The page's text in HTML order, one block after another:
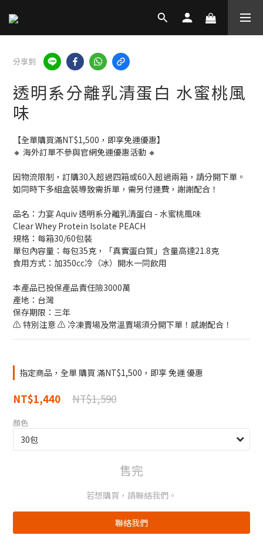
分享到
透明系分離乳清蛋白 水蜜桃風
味
【全單購買滿NT$1,500，即享免運優惠】
🔸 海外訂單不參與官網免運優惠活動 🔸
因物流限制，訂購30入超過四箱或60入超過兩箱，請分開下單。
如同時下多組盒裝導致需拆單，需另付運費，謝謝配合！
品名：力宴 Aquiv 透明系分離乳清蛋白 - 水蜜桃風味
Clear Whey Protein Isolate PEACH
規格：每箱30/60包裝
單包內容量：每包35克，「真實蛋白質」含量高達21.8克
食用方式：加350cc冷（冰）開水一同飲用
本產品已投保產品責任險3000萬
產地：台灣
保存期限：三年
⚠️ 特別注意 ⚠️ 冷凍賣場及常溫賣場須分開下單！感謝配合！
指定商品，全單 購買 滿NT$1,500，即享 免運 優惠
NT$1,590
NT$1,440
顏色
售完
若想購買，請聯絡我們。
聯絡我們